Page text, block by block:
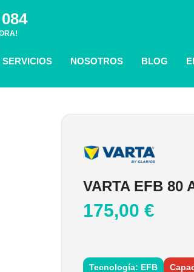
SERVICIOS NOSOTROS BLOG
VARTA EFB 80
175,00 €
Tecnología: EFB